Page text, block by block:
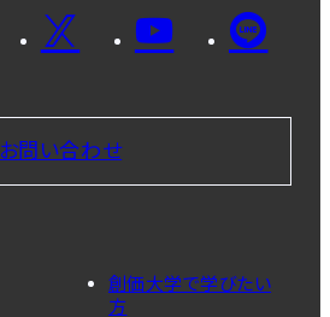
お問い合わせ
創価大学で学びたい
方